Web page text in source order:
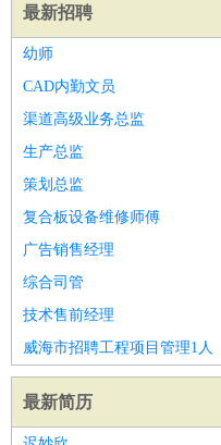
最新招聘
幼师
CAD内勤文员
渠道高级业务总监
生产总监
策划总监
复合板设备维修师傅
广告销售经理
综合司管
技术售前经理
威海市招聘工程项目管理1人
最新简历